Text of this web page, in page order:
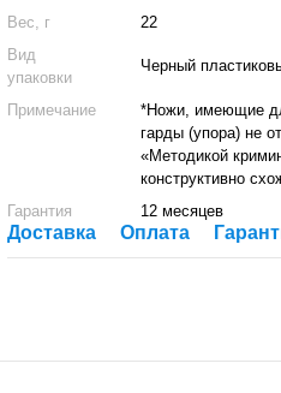
Вес, г
22
Вид
упаковки
Черный
Примечание
*Ножи, имеющие
гарды (упора) не
«Методикой
конструктивно
Гарантия
12 месяцев
Доставка Оплата